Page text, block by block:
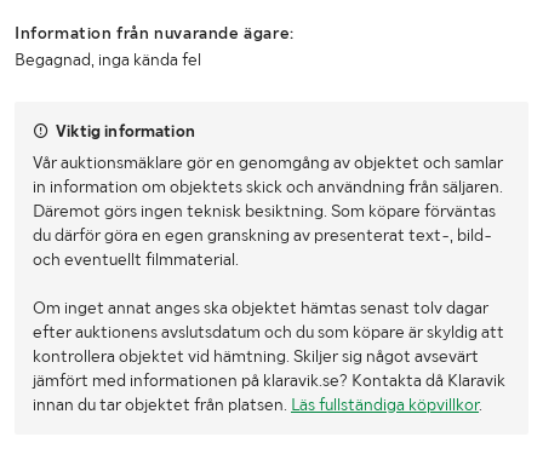
Information från nuvarande ägare:
Begagnad, inga kända fel
Viktig information
Vår auktionsmäklare gör en genomgång av objektet och samlar
in information om objektets skick och användning från säljaren.
Däremot görs ingen teknisk besiktning. Som köpare förväntas
du därför göra en egen granskning av presenterat text-, bild-
och eventuellt filmmaterial.
Om inget annat anges ska objektet hämtas senast tolv dagar
efter auktionens avslutsdatum och du som köpare är skyldig att
kontrollera objektet vid hämtning. Skiljer sig något avsevärt
jämfört med informationen på klaravik.se? Kontakta då Klaravik
innan du tar objektet från platsen. Läs fullständiga köpvillkor.